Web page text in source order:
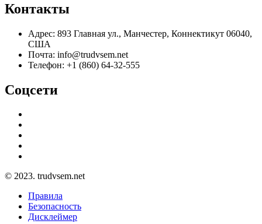
Контакты
Адрес: 893 Главная ул., Манчестер, Коннектикут 06040,
США
Почта: info@trudvsem.net
Телефон: +1 (860) 64-32-555
Соцсети
© 2023. trudvsem.net
Правила
Безопасность
Дисклеймер